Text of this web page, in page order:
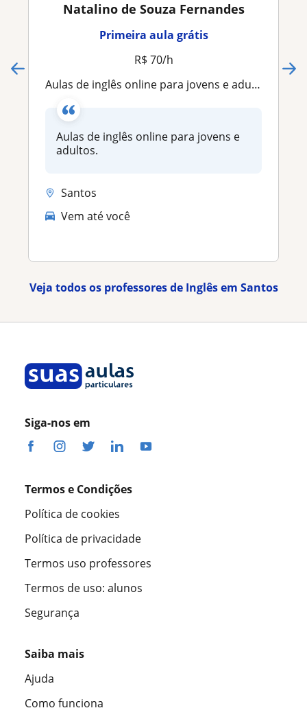
Natalino de Souza Fernandes
Primeira aula grátis
R$ 70/h
Aulas de inglês online para jovens e adultos
Aulas de inglês online para jovens e
adultos.
Santos
Vem até você
Veja todos os professores de Inglês em Santos
Siga-nos em
Termos e Condições
Política de cookies
Política de privacidade
Termos uso professores
Termos de uso: alunos
Segurança
Saiba mais
Ajuda
Como funciona